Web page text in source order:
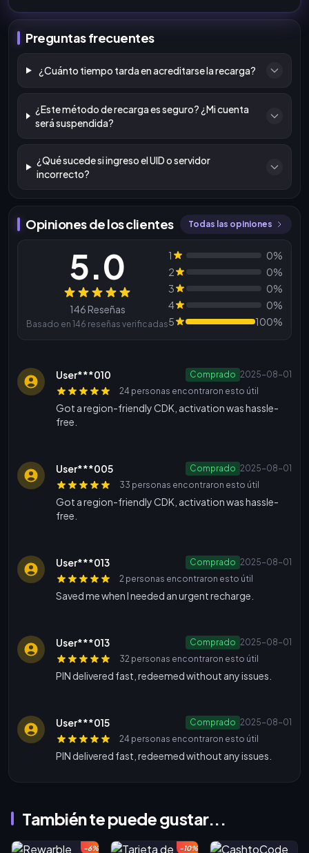
Preguntas frecuentes
¿Cuánto tiempo tarda en acreditarse la recarga?
¿Este método de recarga es seguro? ¿Mi cuenta
será suspendida?
¿Qué sucede si ingreso el UID o servidor
incorrecto?
Opiniones de los clientes Todas las opiniones
Reseñas
5.0
146 Reseñas
Basado en 146 reseñas verificadas
1
0%
2
0%
3
0%
4
0%
5
100%
User***010 Comprado 2025-08-01
24 personas encontraron esto útil
Got a region-friendly CDK, activation was hassle-
free.
User***005 Comprado 2025-08-01
33 personas encontraron esto útil
Got a region-friendly CDK, activation was hassle-
free.
User***013 Comprado 2025-08-01
2 personas encontraron esto útil
Saved me when I needed an urgent recharge.
User***013 Comprado 2025-08-01
32 personas encontraron esto útil
PIN delivered fast, redeemed without any issues.
User***015 Comprado 2025-08-01
24 personas encontraron esto útil
PIN delivered fast, redeemed without any issues.
También te puede gustar...
-6% -10%